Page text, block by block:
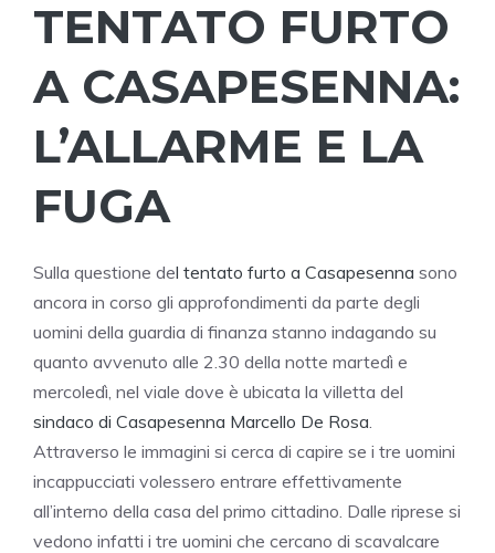
TENTATO FURTO
A CASAPESENNA:
L’ALLARME E LA
FUGA
Sulla questione del tentato furto a Casapesenna sono
ancora in corso gli approfondimenti da parte degli
uomini della guardia di finanza stanno indagando su
quanto avvenuto alle 2.30 della notte martedì e
mercoledì, nel viale dove è ubicata la villetta del
sindaco di Casapesenna Marcello De Rosa.
Attraverso le immagini si cerca di capire se i tre uomini
incappucciati volessero entrare effettivamente
all’interno della casa del primo cittadino. Dalle riprese si
vedono infatti i tre uomini che cercano di scavalcare